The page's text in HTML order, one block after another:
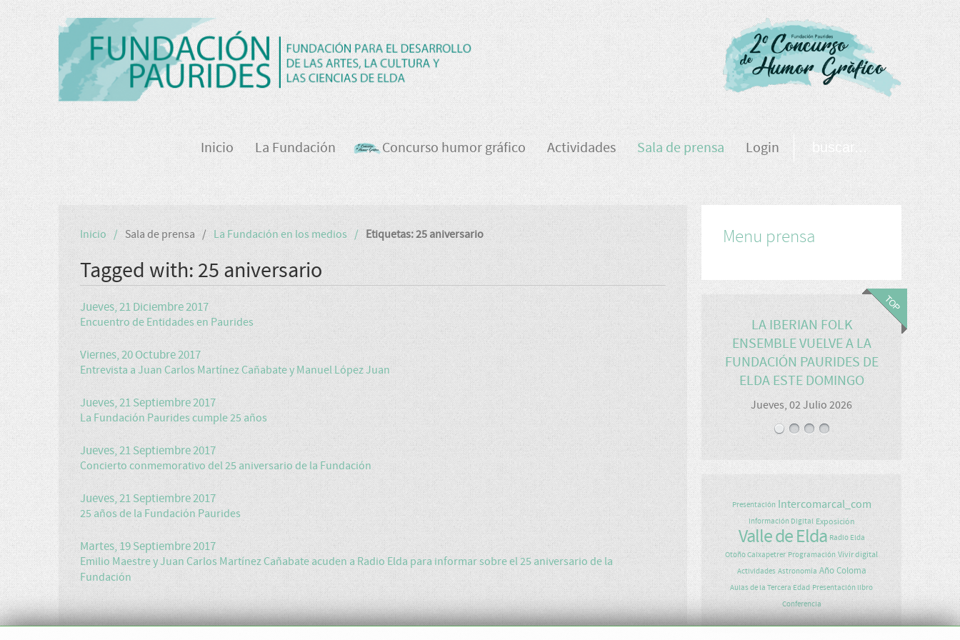
Inicio La Fundación Concurso humor gráfico Actividades Sala de prensa Login
Inicio Sala de prensa La Fundación en los medios Etiquetas: 25 aniversario
Tagged with: 25 aniversario
Jueves, 21 Diciembre 2017
Encuentro de Entidades en Paurides
Viernes, 20 Octubre 2017
Entrevista a Juan Carlos Martínez Cañabate y Manuel López Juan
Jueves, 21 Septiembre 2017
La Fundación Paurides cumple 25 años
Jueves, 21 Septiembre 2017
Concierto conmemorativo del 25 aniversario de la Fundación
Jueves, 21 Septiembre 2017
25 años de la Fundación Paurides
Martes, 19 Septiembre 2017
Emilio Maestre y Juan Carlos Martínez Cañabate acuden a Radio Elda para informar sobre el 25 aniversario de la
Fundación
Menu prensa
LA IBERIAN FOLK
ENSEMBLE VUELVE A LA
FUNDACIÓN PAURIDES DE
ELDA ESTE DOMINGO
Jueves, 02 Julio 2026
Presentación Intercomarcal_com
Información Digital Exposición
Valle de Elda Radio Elda
Otoño Caixapetrer Programación Vivir digital
Actividades Astronomía Año Coloma
Aulas de la Tercera Edad Presentación libro
Conferencia